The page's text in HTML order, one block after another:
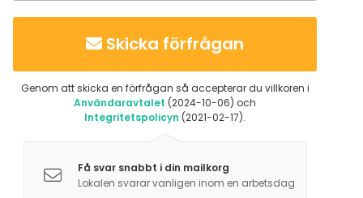
Skicka förfrågan
Genom att skicka en förfrågan så accepterar du villkoren i
Användaravtalet (2024-10-06) och
Integritetspolicyn (2021-02-17).
Få svar snabbt i din mailkorg
Lokalen svarar vanligen inom en arbetsdag